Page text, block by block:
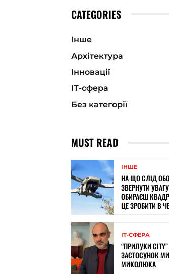
CATEGORIES
Інше
Архітектура
Інновації
ІТ-сфера
Без категорії
MUST READ
ІНШЕ
НА ЩО СЛІД
ЗВЕРНУТИ
ОБИРАЄШ
ЦЕ ЗРОБИТИ В
ІТ-СФЕРА
“ПРИЛУКИ
ЗАСТОСУНОК
МИКОЛЮКА